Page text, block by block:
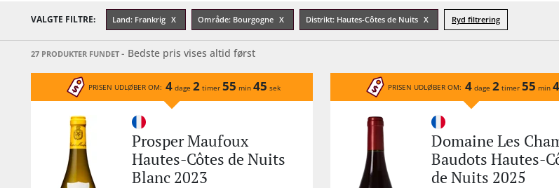
Alkohol-% Årgang Sødmegrad Tannin Økologisk
VALGTE FILTRE: Land: Frankrig Område: Bourgogne Distrikt: Hautes-Côtes de Nuits Ryd filtrering
27 PRODUKTER FUNDET - Bedste pris vises altid først
PRISEN UDLØBER OM: 4 dage 2 timer 55 min 45 sek
Prosper Maufoux
Hautes-Côtes de Nuits
Blanc 2023
PRISEN UDLØBER OM: 4 dage 2 timer 55 min
Domaine Les
Baudots Hautes-
de Nuits 2025